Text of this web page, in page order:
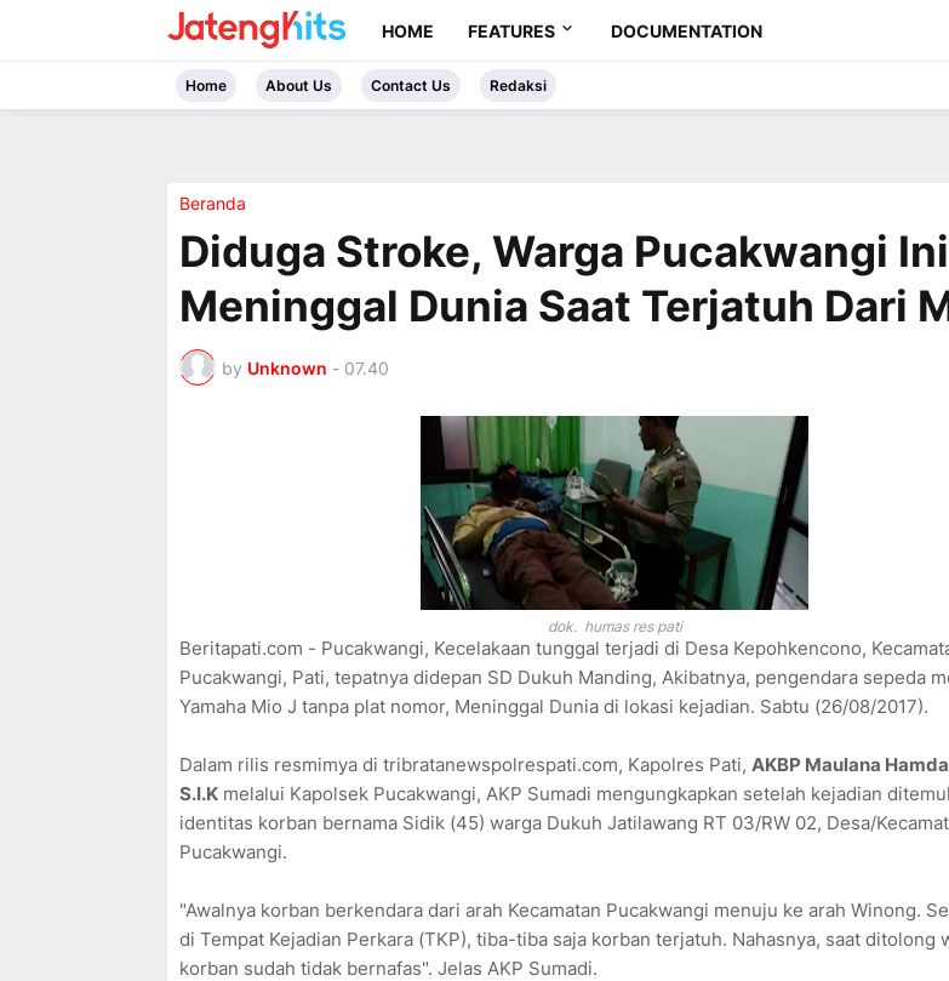
HOME FEATURES DOCUMENTATION
Home About Us Contact Us Redaksi
Beranda
Diduga Stroke, Warga Pucakwangi Ini
Meninggal Dunia Saat Terjatuh Dari
by Unknown - 07.40
dok. humas res pati
Beritapati.com - Pucakwangi, Kecelakaan tunggal terjadi di Desa Kepohkencono,
Pucakwangi, Pati, tepatnya didepan SD Dukuh Manding, Akibatnya, pengendara sepeda
Yamaha Mio J tanpa plat nomor, Meninggal Dunia di lokasi kejadian. Sabtu (26/08/2017).
Dalam rilis resmimya di tribratanewspolrespati.com, Kapolres Pati, AKBP Maulana
S.I.K melalui Kapolsek Pucakwangi, AKP Sumadi mengungkapkan setelah kejadian
identitas korban bernama Sidik (45) warga Dukuh Jatilawang RT 03/RW 02, Desa/
Pucakwangi.
"Awalnya korban berkendara dari arah Kecamatan Pucakwangi menuju ke arah Winong.
di Tempat Kejadian Perkara (TKP), tiba-tiba saja korban terjatuh. Nahasnya, saat ditolong
korban sudah tidak bernafas". Jelas AKP Sumadi.